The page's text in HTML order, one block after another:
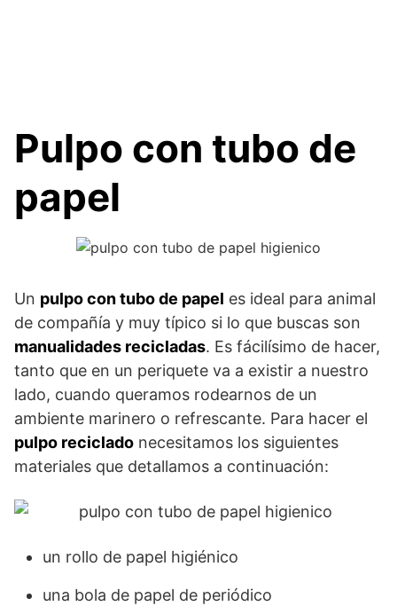
Pulpo con tubo de
papel
Un pulpo con tubo de papel es ideal para animal
de compañía y muy típico si lo que buscas son
manualidades recicladas. Es fácilísimo de hacer,
tanto que en un periquete va a existir a nuestro
lado, cuando queramos rodearnos de un
ambiente marinero o refrescante. Para hacer el
pulpo reciclado necesitamos los siguientes
materiales que detallamos a continuación:
un rollo de papel higiénico
una bola de papel de periódico